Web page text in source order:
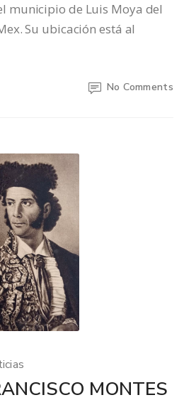
municipio de Luis Moya del
Su ubicación está al
No Comments
MONTES